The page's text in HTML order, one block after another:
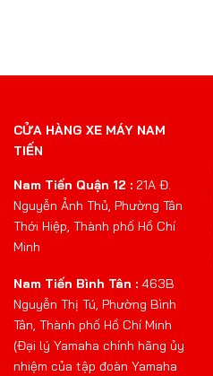
CỬA HÀNG XE MÁY NAM
TIẾN
Nam Tiến Quận 12 : 21A Đ.
Nguyễn Ảnh Thủ, Phường Tân
Thới Hiệp, Thành phố Hồ Chí
Minh
Nam Tiến Bình Tân : 463B
Nguyễn Thị Tú, Phường Bình
Tân, Thành phố Hồ Chí Minh
(Đại lý Yamaha chính hãng ủy
nhiệm của tập đoàn Yamaha